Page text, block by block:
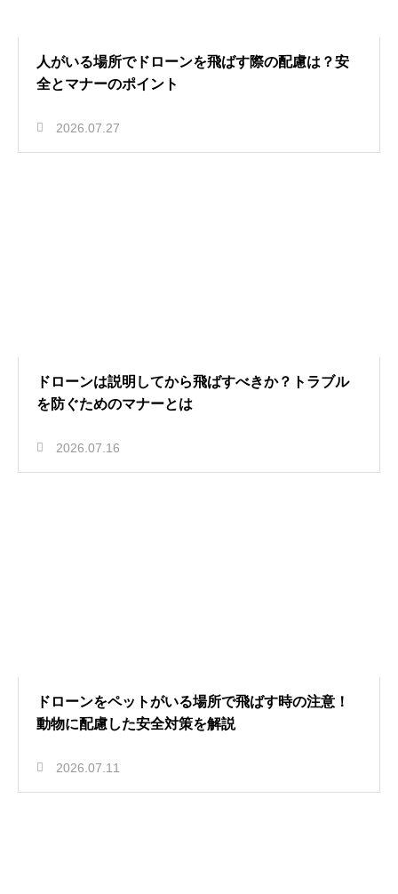
人がいる場所でドローンを飛ばす際の配慮は？安
全とマナーのポイント
2026.07.27
ドローンは説明してから飛ばすべきか？トラブル
を防ぐためのマナーとは
2026.07.16
ドローンをペットがいる場所で飛ばす時の注意！
動物に配慮した安全対策を解説
2026.07.11